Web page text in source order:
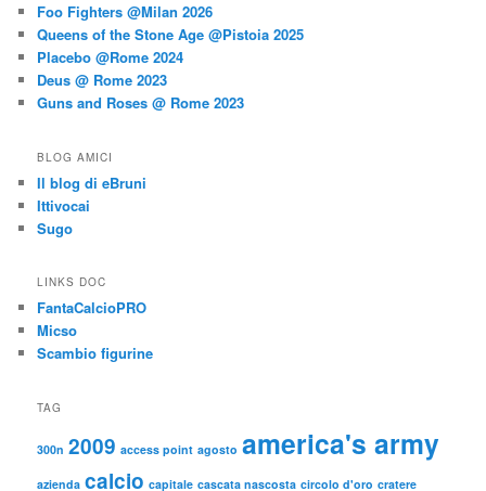
Foo Fighters @Milan 2026
Queens of the Stone Age @Pistoia 2025
Placebo @Rome 2024
Deus @ Rome 2023
Guns and Roses @ Rome 2023
BLOG AMICI
Il blog di eBruni
Ittivocai
Sugo
LINKS DOC
FantaCalcioPRO
Micso
Scambio figurine
TAG
300n 2009 access point agosto america's army
azienda calcio capitale cascata nascosta circolo d'oro cratere